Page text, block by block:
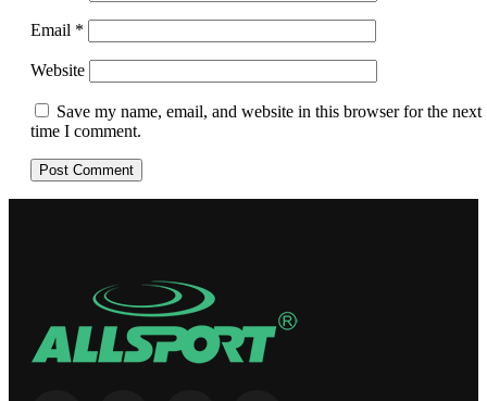
Email *
Website
Save my name, email, and website in this browser for the next
time I comment.